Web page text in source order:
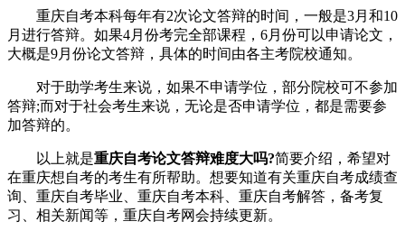
重庆自考本科每年有2次论文答辩的时间，一般是3月和10
月进行答辩。如果4月份考完全部课程，6月份可以申请论文，
大概是9月份论文答辩，具体的时间由各主考院校通知。
对于助学考生来说，如果不申请学位，部分院校可不参加
答辩;而对于社会考生来说，无论是否申请学位，都是需要参
加答辩的。
以上就是重庆自考论文答辩难度大吗?简要介绍，希望对
在重庆想自考的考生有所帮助。想要知道有关重庆自考成绩查
询、重庆自考毕业、重庆自考本科、重庆自考解答，备考复
习、相关新闻等，重庆自考网会持续更新。